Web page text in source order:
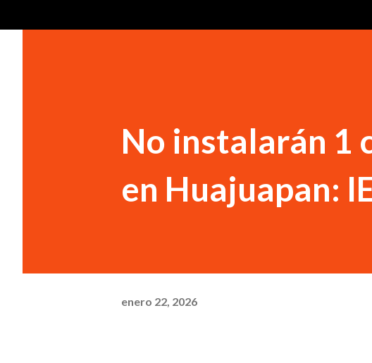
No instalarán 1
en Huajuapan:
enero 22, 2026